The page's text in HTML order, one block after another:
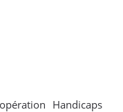
Handicaps